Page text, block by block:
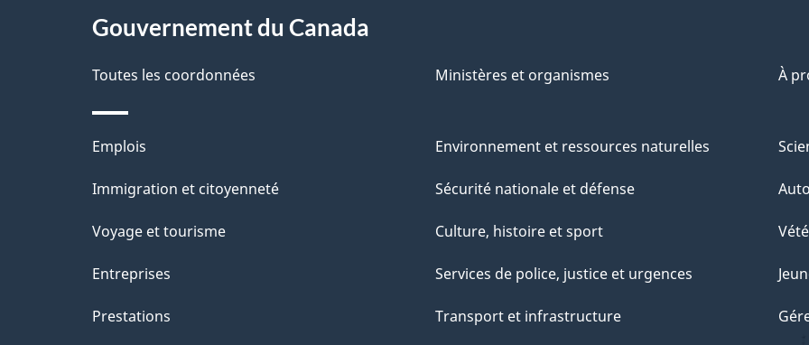
a
p
a
g
e
r
o
a
c
t
i
Gouvernement du Canada
Toutes les coordonnées Ministères et organismes À
Thèmes
et
Emplois
Immigration et citoyenneté
Voyage et tourisme
Entreprises
Prestations
Environnement et ressources naturelles
Sécurité nationale et défense
Culture, histoire et sport
Services de police, justice et urgences
Transport et infrastructure